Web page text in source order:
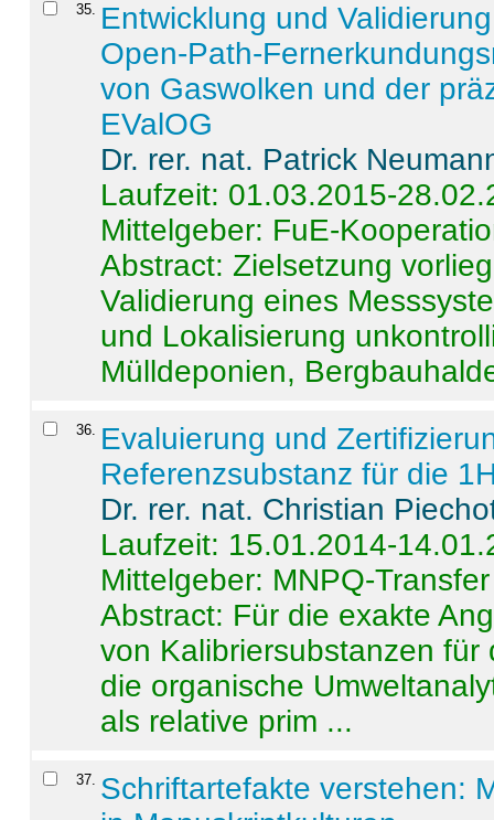
35. Entwicklung und
Open-Path-
von Gaswolken und der
EValOG
Dr. rer. nat. Patrick
Laufzeit: 01.03.2015-
Mittelgeber: FuE-
Abstract:Zielsetzung
Validierung eines
und Lokalisierung
Mülldeponien,
36. Evaluierung und
Referenzsubstanz für die
Dr. rer. nat. Christian
Laufzeit: 15.01.2014-
Mittelgeber: MNPQ-Transfer
Abstract: Für die exakte
von Kalibriersubstanzen
die organische
als relative prim ...
37. Schriftartefakte verstehen: